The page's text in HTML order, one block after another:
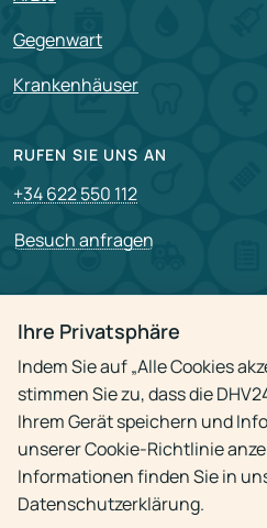
Ihre Privatsphäre
Indem Sie auf „Alle Cookies
stimmen Sie zu, dass die
Ihrem Gerät speichern und
unserer Cookie-Richtlinie
Informationen finden Sie in
Datenschutzerklärung.
Gegenwart
Krankenhäuser
RUFEN SIE UNS AN
+34 622 550 112
Besuch anfragen
Für Partner
Stellenangebote
Datenschutzrichtlinie